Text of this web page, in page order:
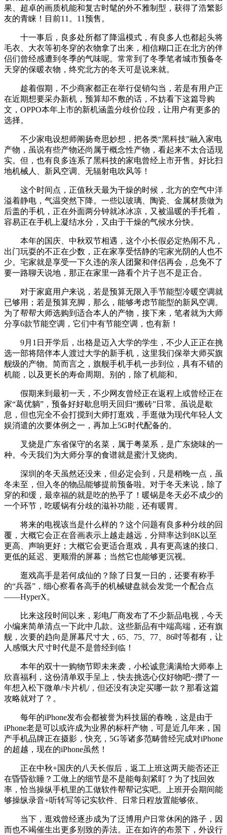
果、超卓的画质机能和复古时髦的外不雅制型，获得了浩繁影
友的青睐！目前11。11预售。
十一事后，良多处所都了降温模式，有良多人也都起头将
毛衣、大衣等初冬穿的衣物拿了出来，相信糊口正在北方的伴
侣们曾经感遭到冬季的气味呢。常常到了冬季笔者城市预备冬
天穿的保暖衣物，终究北方的冬天可是说来就。
趁着假期，不少商家都正在举行促销勾当，若是有用户正
在近期想要采办新机，预算却不敷的话，不妨看下这篇导购
文，OPPO本年上市的新机涵盖分歧价位段，让用户有更多的
选择。
不少家电设想师阐扬奇思妙想，把各类“黑科技”融入家电
产物，虽说有些产物还尚属于概念性产物，看起来不太合适现
实。但，也有良多连系了黑科技的家电曾经上市开售。好比扫
地机械人、新风空调、无辐射电吹风等！
这个时间点，正值秋天最为干燥的时候，北方的空气中洋
溢着静电，气温突然下降。一些以玻璃、陶瓷、金属材质做为
后盖的手机，正在外面两分钟就冰冰凉，又被温暖的手托着，
容易正在手机上凝结水分，又由于干燥的气候水分快。
本年的国庆、中秋双节相遇，这个小长假必定热闹不凡，
出门玩耍的不正在少数，正在家享受恬静的宅家光阴的人也不
少。宅家就是享受一下久违的亲人团聚和伴侣再会，总免不了
要一路聊天说地，那正在家里一路看个片子岂不是正合。
对于家庭用户来说，若是预算无限入手节能型冷暖空调就
已够用；若是预算充脚，那么，能够考虑节能型的新风空调。
为了帮帮大师选购到适合本人的产物，接下来，笔者就为大师
分享6款节能空调，它们中有节能空调，也有新！
9月1日开学后，出格是迈入大学的学生，不少人正正在挑
选一部将陪伴本人渡过大学的新手机，这里我们保举大师买旗
舰级的产物。简而言之，旗舰手机手机一步到位，具有不错的
机能，以及更长的寿命周期。别的，除了机能和。
假期来到最初一天，不少网友曾经正在返程上或曾经正在
家“葛优躺”，预备好好歇息明天回归“搬砖”日常。虽说是歇
息，但也完全不会打搅到大师打逛戏，手逛做为现代年轻人文
娱消遣的次要体例之一，再加上5G时代配备的。
叉烧是广东省保守的名菜，属于粤菜系，是广东烧味的一
种。今天我们为大师分享的食谱就是蜜汁叉烧肉。
深圳的冬天虽然还没来，但必定会到，只是稍晚一点，虽
冬未至，但入冬的物品能够提前预备啦。对于冬天来说，除了
穿的和缓，最幸福的就是吃的热乎了！暖锅是冬天必不成少的
一个环节，吃暖锅有分歧的滋补功能，还有暖胃。
将来的电视该当是什么样的？这个问题有良多种分歧的回
覆，大概它会正在音画表示上越走越远，分辩率达到8K以至
更高、声响更好；大概它会更适合逛戏，具有更高速的接口、
更低的延迟、更顺滑的屏幕；当然它也能够更沉视。
逛戏高手是若何成仙的？除了日复一日的，还要有称手
的“兵器”，细心察看各高手的机械键盘就会发觉一个配合点
——HyperX。
比来这段时间以来，彩电厂商发布了不少新品电视，今天
小编来简单清点一下此中几款。这些新品有中端高端，还有旗
舰，次要的趋向是屏幕尺寸大，65、75、77、86吋等都有，让
人感慨大尺寸时代是不是曾经到临！
本年的双十一购物节即未来袭，小松诚意满满给大师奉上
欣喜福利，这份清单双手呈上，快去挑选心仪好物吧~攒了一
年想入松下微单/卡片机/，但还没有决定买哪一款？那看这篇
攻略就对了？。
每年的iPhone发布会都被誉为科技届的春晚，这是由于
iPhone老是可以或许成为业界的标杆产物，可是近几年来，国
产手机品牌正在摄影，快充，5G等诸多范畴曾经完成对iPhone
的超越，现在的iPhone虽然！
正在中秋+国庆的八天长假后，返工上班这两天能否还正
在昏昏欲睡？工做上的细节是不是能每刻紧盯？为了找回效
率，恰当操纵手机里的工做软件帮帮记实吧。上班开会期间能
够操纵录音+听转写等记实软件、日常日程放置能够依。
当下，逛戏曾经逐步成为了泛博用户日常休闲的路子，因
而也不竭催生出更多别致的弄法。正在如许的布景下，外设行